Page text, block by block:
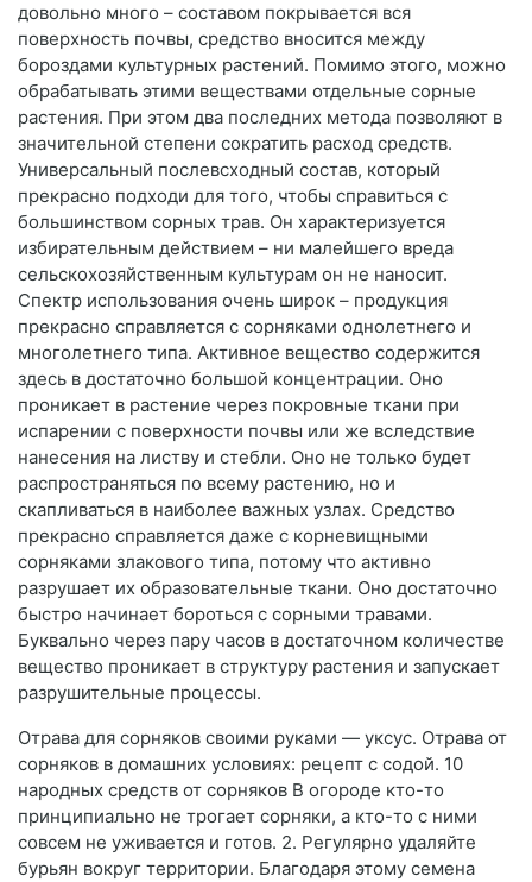
довольно много – составом покрывается вся
поверхность почвы, средство вносится между
бороздами культурных растений. Помимо этого, можно
обрабатывать этими веществами отдельные сорные
растения. При этом два последних метода позволяют в
значительной степени сократить расход средств.
Универсальный послевсходный состав, который
прекрасно подходи для того, чтобы справиться с
большинством сорных трав. Он характеризуется
избирательным действием – ни малейшего вреда
сельскохозяйственным культурам он не наносит.
Спектр использования очень широк – продукция
прекрасно справляется с сорняками однолетнего и
многолетнего типа. Активное вещество содержится
здесь в достаточно большой концентрации. Оно
проникает в растение через покровные ткани при
испарении с поверхности почвы или же вследствие
нанесения на листву и стебли. Оно не только будет
распространяться по всему растению, но и
скапливаться в наиболее важных узлах. Средство
прекрасно справляется даже с корневищными
сорняками злакового типа, потому что активно
разрушает их образовательные ткани. Оно достаточно
быстро начинает бороться с сорными травами.
Буквально через пару часов в достаточном количестве
вещество проникает в структуру растения и запускает
разрушительные процессы.
Отрава для сорняков своими руками — уксус. Отрава от
сорняков в домашних условиях: рецепт с содой. 10
народных средств от сорняков В огороде кто-то
принципиально не трогает сорняки, а кто-то с ними
совсем не уживается и готов. 2. Регулярно удаляйте
бурьян вокруг территории. Благодаря этому семена